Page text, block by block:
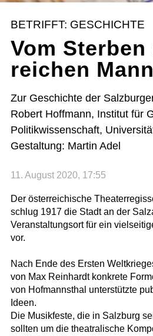
BETRIFFT: GESCHICHTE
Vom Sterben
reichen
Zur Geschichte der
Robert Hoffmann, Institut für
Politikwissenschaft,
Gestaltung: Martin Adel
11. August 2020, 17:55
Der österreichische
schlug 1917 die Stadt an der
Veranstaltungsort für ein
vor.
Nach Ende des Ersten
von Max Reinhardt konkrete
von Hofmannsthal unterstützte
Ideen.
Die Musikfeste, die in Salzburg
sollten um die theatralische